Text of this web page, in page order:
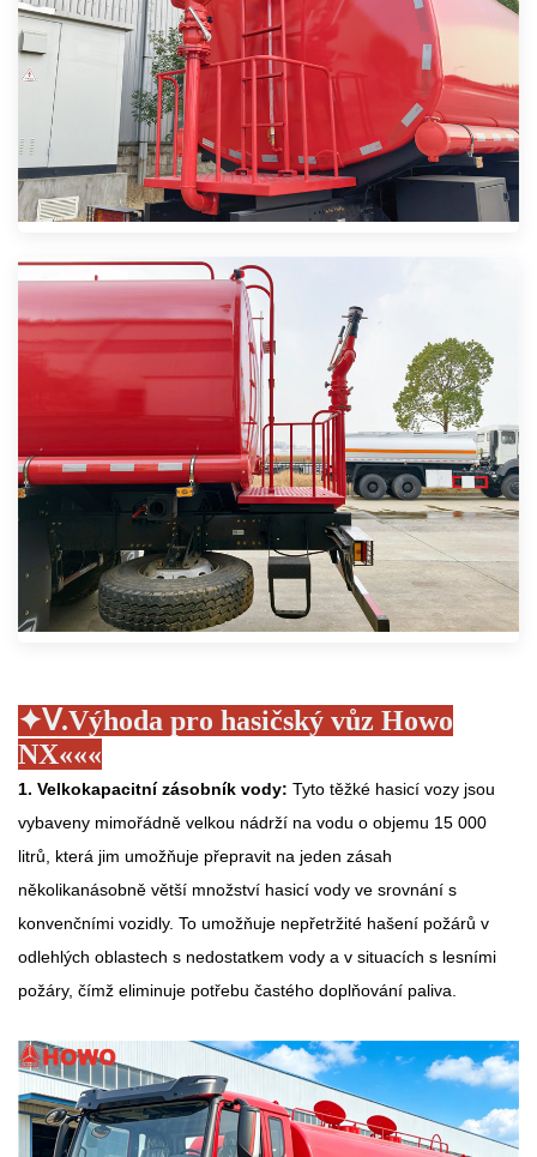
✦Ⅴ.Výhoda pro hasičský vůz Howo
NX«««
1. Velkokapacitní zásobník vody: Tyto těžké hasicí vozy jsou
vybaveny mimořádně velkou nádrží na vodu o objemu 15 000
litrů, která jim umožňuje přepravit na jeden zásah
několikanásobně větší množství hasicí vody ve srovnání s
konvenčními vozidly. To umožňuje nepřetržité hašení požárů v
odlehlých oblastech s nedostatkem vody a v situacích s lesními
požáry, čímž eliminuje potřebu častého doplňování paliva.